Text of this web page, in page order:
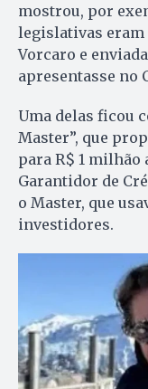
mostrou, por
legislativas eram
Vorcaro e
apresentasse no
Uma delas ficou
Master”, que
para R$ 1 milhão
Garantidor de
o Master, que
investidores.